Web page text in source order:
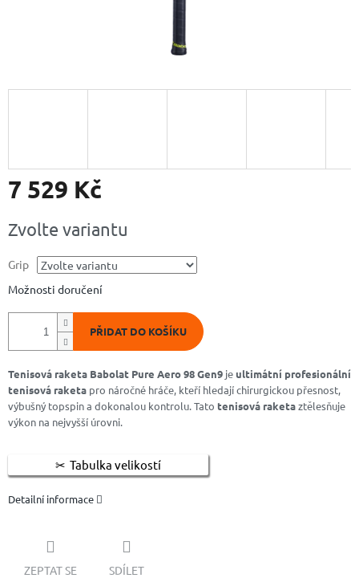
7 529 Kč
cena:
Zvolte variantu
Grip
Možnosti doručení
PŘIDAT DO KOŠÍKU
Tenisová raketa Babolat Pure Aero 98 Gen9 jeultimátní profesionální
tenisová raketa pro náročné hráče, kteří hledají chirurgickou přesnost,
výbušný topspin a dokonalou kontrolu. Tato tenisová raketaztělesňuje
výkon na nejvyšší úrovni.
Tabulka velikostí
Detailní informace
ZEPTAT SE SDÍLET